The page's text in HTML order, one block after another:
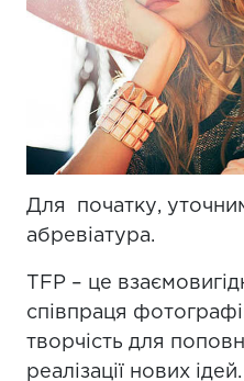
Для початку,
абревіатура.
TFP – це
співпраця
творчість для
реалізації нових